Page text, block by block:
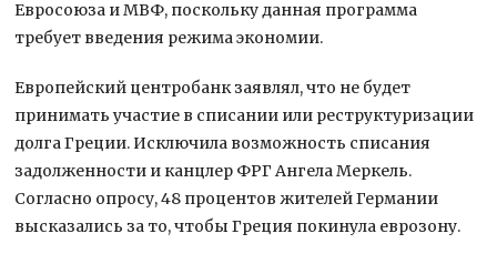
Евросоюза и МВФ, поскольку данная программа
требует введения режима экономии.
Европейский центробанк заявлял, что не будет
принимать участие в списании или реструктуризации
долга Греции. Исключила возможность списания
задолженности и канцлер ФРГ Ангела Меркель.
Согласно опросу, 48 процентов жителей Германии
высказались за то, чтобы Греция покинула еврозону.